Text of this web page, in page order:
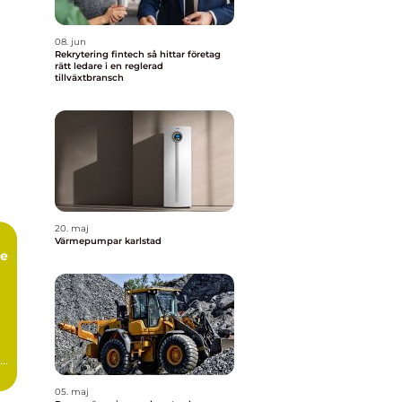
08. jun
Rekrytering fintech så hittar företag
rätt ledare i en reglerad
tillväxtbransch
20. maj
Värmepumpar karlstad
05. maj